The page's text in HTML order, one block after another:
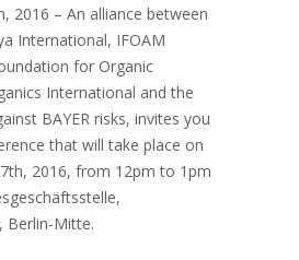
2016 – An alliance between
International, IFOAM
for Organic
International and the
BAYER risks, invites you
that will take place on
2016, from 12pm to 1pm
Berlin-Mitte.